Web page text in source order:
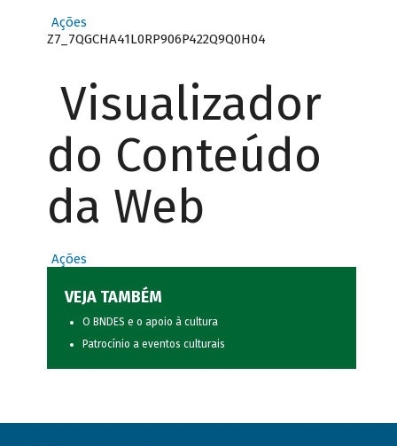
Ações
Z7_7QGCHA41L0RP906P422Q9Q0H04
Visualizador
do Conteúdo
da Web
Ações
VEJA TAMBÉM
O BNDES e o apoio à cultura
Patrocínio a eventos culturais